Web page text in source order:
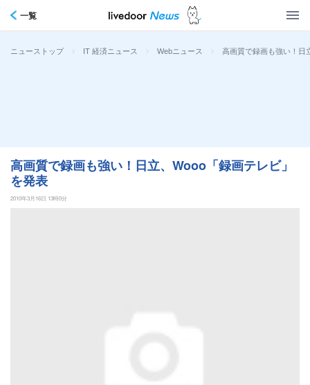
一覧
ニューストップ > IT 経済ニュース > Webニュース > 高画質で録画も強い！日
高画質で録画も強い！日立、Wooo「録画テレビ」
を発表
2010年3月16日 13時0分